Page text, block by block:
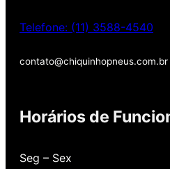
Padrão
Telefone: (11) 3588-4540
contato@chiquinhopneus.com.br
Horários de
Seg – Sex